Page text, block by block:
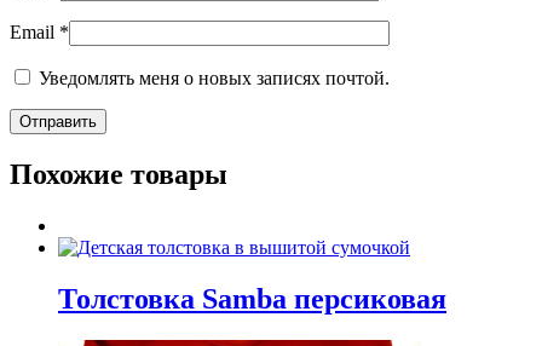
Email *
Уведомлять меня о новых записях почтой.
Похожие товары
Толстовка Samba персиковая